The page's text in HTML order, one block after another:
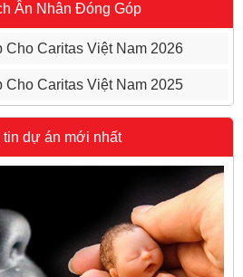
Ân Nhân Đóng Góp
Cho Caritas Việt Nam 2026
Cho Caritas Việt Nam 2025
tin dự án mới nhất